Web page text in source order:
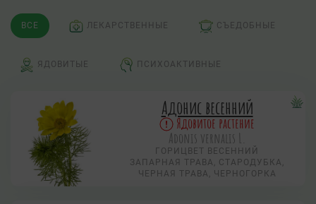
ВСЕ ЛЕКАРСТВЕННЫЕ СЪЕДОБНЫЕ
ЯДОВИТЫЕ ПСИХОАКТИВНЫЕ
Адонис весенний
Ядовитое растение
Adonis vernalis L.
ГОРИЦВЕТ ВЕСЕННИЙ
ЗАПАРНАЯ ТРАВА, СТАРОДУБКА,
ЧЕРНАЯ ТРАВА, ЧЕРНОГОРКА